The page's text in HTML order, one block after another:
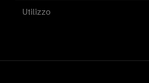
Utilizzo